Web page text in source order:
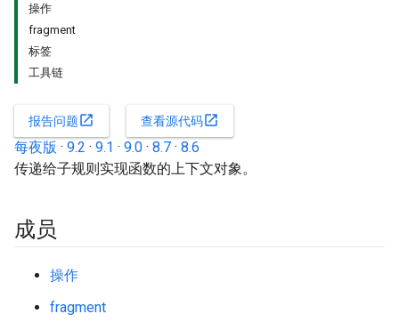
操作
fragment
标签
工具链
报告问题open_in_new 查看源代码open_in_new
每夜版 · 9.2 · 9.1 · 9.0 · 8.7 · 8.6
传递给子规则实现函数的上下文对象。
成员
操作
fragment